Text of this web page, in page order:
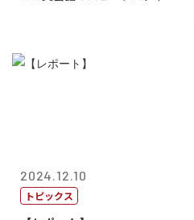
2024.12.10
トピックス